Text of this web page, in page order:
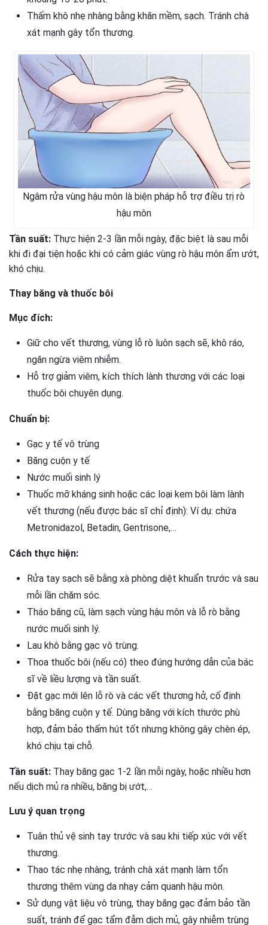
Thấm khô nhẹ nhàng bằng khăn mềm, sạch. Tránh chà
xát mạnh gây tổn thương.
Ngâm rửa vùng hậu môn là biện pháp hỗ trợ điều trị rò
hậu môn
Tần suất: Thực hiện 2-3 lần mỗi ngày, đặc biệt là sau mỗi
khi đi đại tiện hoặc khi có cảm giác vùng rò hậu môn ẩm ướt,
khó chịu.
Thay băng và thuốc bôi
Mục đích:
Giữ cho vết thương, vùng lỗ rò luôn sạch sẽ, khô ráo,
ngăn ngừa viêm nhiễm.
Hỗ trợ giảm viêm, kích thích lành thương với các loại
thuốc bôi chuyên dụng.
Chuẩn bị:
Gạc y tế vô trùng
Băng cuộn y tế
Nước muối sinh lý
Thuốc mỡ kháng sinh hoặc các loại kem bôi làm lành
vết thương (nếu được bác sĩ chỉ định): Ví dụ: chứa
Metronidazol, Betadin, Gentrisone,…
Cách thực hiện:
Rửa tay sạch sẽ bằng xà phòng diệt khuẩn trước và sau
mỗi lần chăm sóc.
Tháo băng cũ, làm sạch vùng hậu môn và lỗ rò bằng
nước muối sinh lý.
Lau khô bằng gạc vô trùng.
Thoa thuốc bôi (nếu có) theo đúng hướng dẫn của bác
sĩ về liều lượng và tần suất.
Đặt gạc mới lên lỗ rò và các vết thương hở, cố định
bằng băng cuộn y tế. Dùng băng với kích thước phù
hợp, đảm bảo thấm hút tốt nhưng không gây chèn ép,
khó chịu tại chỗ.
Tần suất: Thay băng gạc 1-2 lần mỗi ngày, hoặc nhiều hơn
nếu dịch mủ ra nhiều, băng bị ướt,…
Lưu ý quan trọng
Tuân thủ vệ sinh tay trước và sau khi tiếp xúc với vết
thương.
Thao tác nhẹ nhàng, tránh chà xát mạnh làm tổn
thương thêm vùng da nhạy cảm quanh hậu môn.
Sử dụng vật liệu vô trùng, thay băng gạc đảm bảo tần
suất, tránh để gạc tẩm đẫm dịch mủ, gây nhiễm trùng